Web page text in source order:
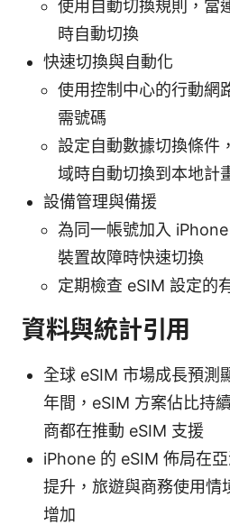
使用自動切換規則，當
時自動切換
快速切換與自動化
使用控制中心的行動網
需號碼
設定自動數據切換條件
域時自動切換到本地計
設備管理與備援
為同一帳號加入
裝置故障時快速切換
定期檢查 eSIM 設定的
資料與統計引用
全球 eSIM 市場成長預
年間，eSIM 方案佔比持
商都在推動 eSIM 支援
iPhone 的 eSIM 佈局在
提升，旅遊與商務使用情
增加